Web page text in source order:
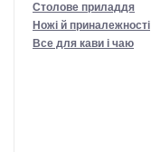
Столове приладдя
Ножі й приналежності
Все для кави і чаю